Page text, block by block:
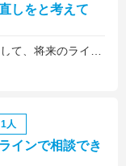
しをと考えて
人
インで相談でき